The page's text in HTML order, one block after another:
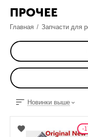
ПРОЧЕЕ
Главная / Запчасти для
Новинки выше